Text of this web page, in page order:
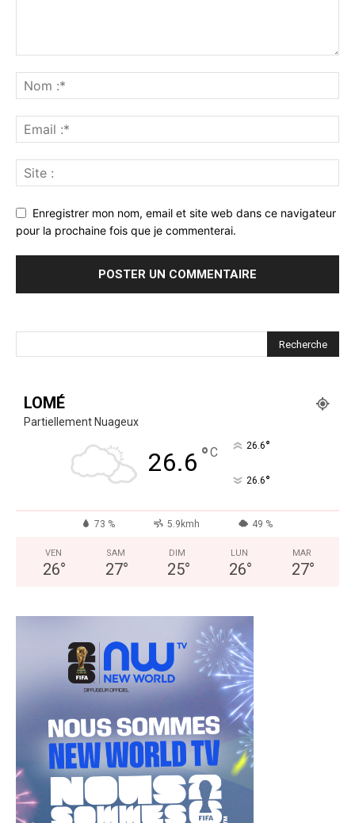
Enregistrer mon nom, email et site web dans ce navigateur
pour la prochaine fois que je commenterai.
LOMÉ
Partiellement Nuageux
26.6 °C 26.6°
26.6°
73 % 5.9kmh 49 %
VEN
26°
SAM
27°
DIM
25°
LUN
26°
MAR
27°